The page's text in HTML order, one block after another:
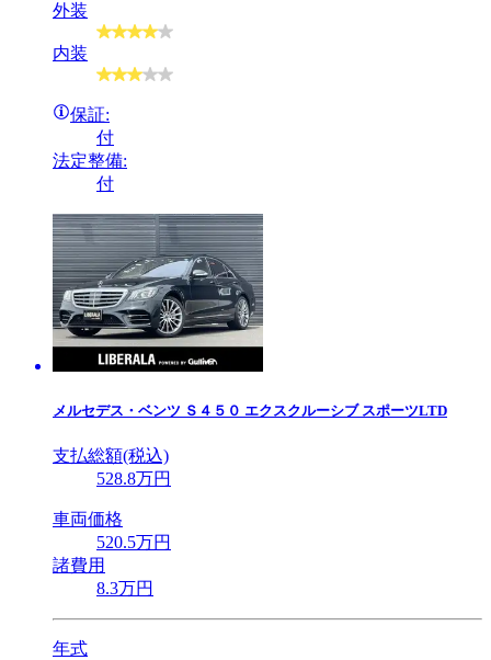
外装
内装
保証:
付
法定整備:
付
メルセデス・ベンツ Ｓ４５０ エクスクルーシブ スポーツLTD
支払総額(税込)
528.8万円
車両価格
520.5万円
諸費用
8.3万円
年式